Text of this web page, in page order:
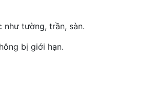
tường, trần, sàn.
bị giới hạn.